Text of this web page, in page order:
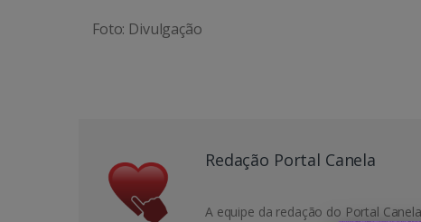
Foto: Divulgação
Redação Portal Canela
A equipe da redação do Portal